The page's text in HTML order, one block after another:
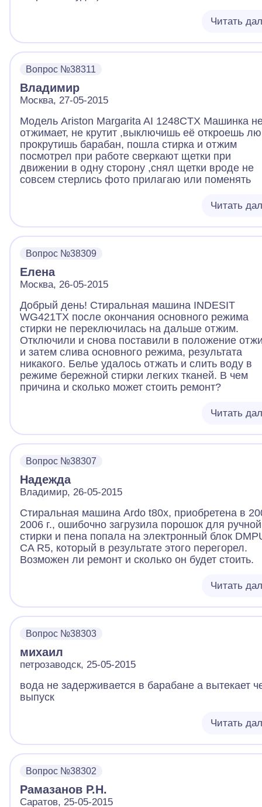
Читать
Вопрос №38311
Владимир
Москва, 27-05-2015
Модель Ariston Margarita AI 1248CTX Машинка
отжимает, не крутит ,выключишь её откроешь
прокрутишь барабан, пошла стирка и отжим
посмотрел при работе сверкают щетки при
движении в одну сторону ,снял щетки вроде не
совсем стерлись фото прилагаю или поменять
Читать
Вопрос №38309
Елена
Москва, 26-05-2015
Добрый день! Стиральная машина INDESIT
WG421TX после окончания основного режима
стирки не переключилась на дальше отжим.
Отключили и снова поставили в положение
и затем слива основного режима, результата
никакого. Белье удалось отжать и слить воду в
режиме бережной стирки легких тканей. В чем
причина и сколько может стоить ремонт?
Читать
Вопрос №38307
Надежда
Владимир, 26-05-2015
Стиральная машина Ardo t80x, приобретена в
2006 г., ошибочно загрузила порошок для ручной
стирки и пена попала на электронный блок
CA R5, который в результате этого перегорел.
Возможен ли ремонт и сколько он будет стоить.
Читать
Вопрос №38303
михаил
петрозаводск, 25-05-2015
вода не задерживается в барабане а вытекает
выпуск
Читать
Вопрос №38302
Рамазанов Р.Н.
Саратов, 25-05-2015